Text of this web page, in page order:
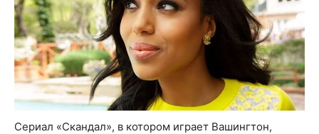
Сериал «Скандал», в котором играет Вашингтон,